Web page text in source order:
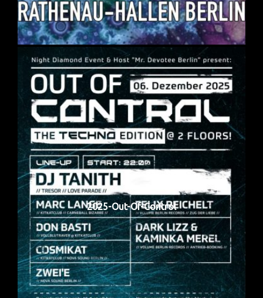
2025-Out-Of-Control